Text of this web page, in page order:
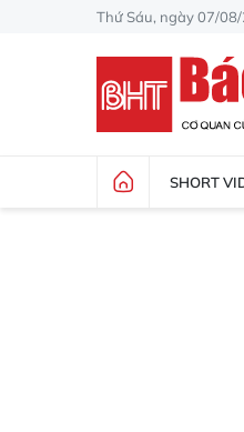
Thứ Sáu, ngày 07/
SHORT